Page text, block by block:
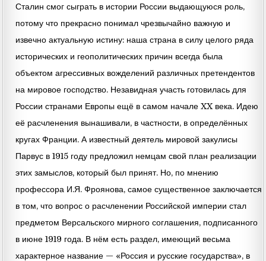
Сталин смог сыграть в истории России выдающуюся роль,
потому что прекрасно понимал чрезвычайно важную и
извечно актуальную истину: наша страна в силу целого ряда
исторических и геополитических причин всегда была
объектом агрессивных вожделений различных претендентов
на мировое господство. Незавидная участь готовилась для
России странами Европы ещё в самом начале XX века. Идею
её расчленения вынашивали, в частности, в определённых
кругах Франции. А известный деятель мировой закулисы
Парвус в 1915 году предложил немцам свой план реализации
этих замыслов, который был принят. Но, по мнению
профессора И.Я. Фроянова, самое существенное заключается
в том, что вопрос о расчленении Российской империи стал
предметом Версальского мирного соглашения, подписанного
в июне 1919 года. В нём есть раздел, имеющий весьма
характерное название — «Россия и русские государства», в